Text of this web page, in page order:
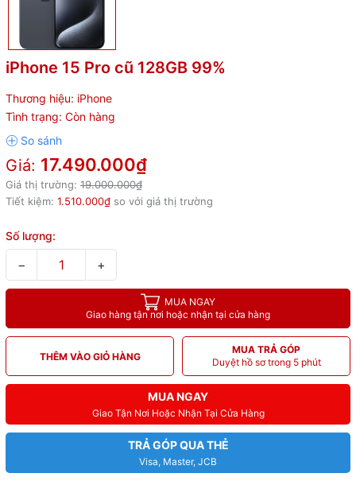
iPhone 15 Pro cũ 128GB 99%
Thương hiệu: iPhone
Tình trạng: Còn hàng
Giá: 17.490.000₫
Giá thị trường: 19.000.000₫
Tiết kiệm: 1.510.000₫ so với giá thị trường
Số lượng:
− +
MUA NGAY
Giao hàng tận nơi hoặc nhận tại cửa hàng
THÊM VÀO GIỎ HÀNG
MUA TRẢ GÓP
Duyệt hồ sơ trong 5 phút
MUA NGAY
Giao Tận Nơi Hoặc Nhận Tại Cửa Hàng
TRẢ GÓP QUA THẺ
Visa, Master, JCB